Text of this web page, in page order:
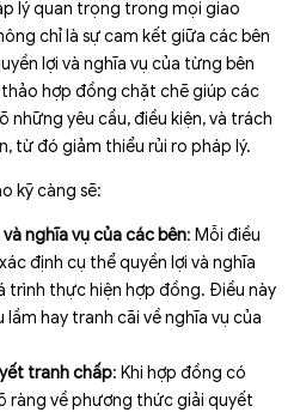
lý quan trọng trong mọi giao
chỉ là sự cam kết giữa các bên
lợi và nghĩa vụ của từng bên
thảo hợp đồng chặt chẽ giúp các
những yêu cầu, điều kiện, và trách
từ đó giảm thiểu rủi ro pháp lý.
kỹ càng sẽ:
nghĩa vụ của các bên: Mỗi điều
định cụ thể quyền lợi và nghĩa
trình thực hiện hợp đồng. Điều này
hay tranh cãi về nghĩa vụ của
tranh chấp: Khi hợp đồng có
ràng về phương thức giải quyết